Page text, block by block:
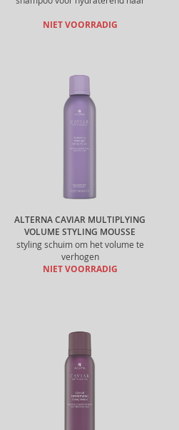
NIET VOORRADIG
ALTERNA CAVIAR MULTIPLYING
VOLUME STYLING MOUSSE
styling schuim om het volume te
verhogen
NIET VOORRADIG